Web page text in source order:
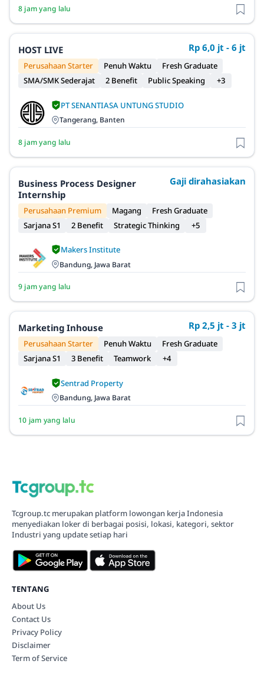
8 jam yang lalu
HOST LIVE Rp 6,0 jt - 6 jt
Perusahaan Starter Penuh Waktu
Fresh Graduate
SMA/SMK Sederajat
2 Benefit Public Speaking +3
PT SENANTIASA UNTUNG STUDIO
Tangerang, Banten
8 jam yang lalu
Business Process Designer
Internship
Gaji dirahasiakan
Perusahaan Premium Magang
Fresh Graduate
Sarjana S1
2 Benefit Strategic Thinking +5
Makers Institute
Bandung, Jawa Barat
9 jam yang lalu
Marketing Inhouse Rp 2,5 jt - 3 jt
Perusahaan Starter Penuh Waktu
Fresh Graduate
Sarjana S1
3 Benefit Teamwork +4
Sentrad Property
Bandung, Jawa Barat
10 jam yang lalu
Tcgroup.tc merupakan platform lowongan kerja Indonesia
menyediakan loker di berbagai posisi, lokasi, kategori, sektor
Industri yang update setiap hari
TENTANG
About Us
Contact Us
Privacy Policy
Disclaimer
Term of Service